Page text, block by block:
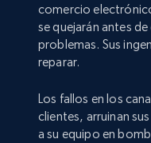
comercio
se quejarán antes
problemas. Sus
reparar.
Los fallos en los
clientes, arruinan
a su equipo en